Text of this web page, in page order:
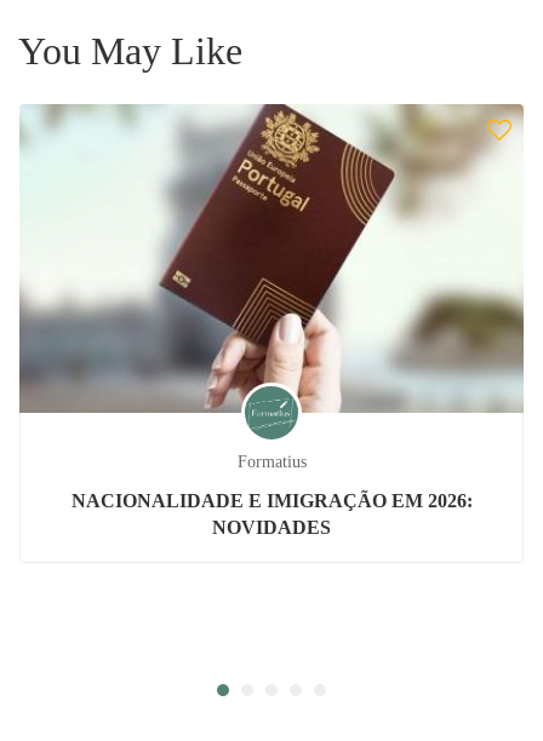
You May Like
Formatius
NACIONALIDADE E IMIGRAÇÃO EM 2026:
NOVIDADES